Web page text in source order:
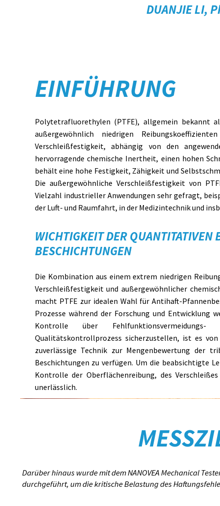
DUANJIE LI,
EINFÜHRUNG
Polytetrafluorethylen (PTFE), allgemein bekannt
außergewöhnlich niedrigen
Verschleißfestigkeit, abhängig von den
hervorragende chemische Inertheit, einen hohen
behält eine hohe Festigkeit, Zähigkeit und
Die außergewöhnliche Verschleißfestigkeit von
Vielzahl industrieller Anwendungen sehr gefragt,
der Luft- und Raumfahrt, in der Medizintechnik und
WICHTIGKEIT DER QUANTITATIVEN
BESCHICHTUNGEN
Die Kombination aus einem extrem niedrigen
Verschleißfestigkeit und außergewöhnlicher
macht PTFE zur idealen Wahl für Antihaft-
Prozesse während der Forschung und Entwicklung
Kontrolle über
Qualitätskontrollprozess sicherzustellen, ist es
zuverlässige Technik zur Mengenbewertung der
Beschichtungen zu verfügen. Um die beabsichtigte
Kontrolle der Oberflächenreibung, des
unerlässlich.
Darüber hinaus wurde mit dem NANOVEA Mechanical
durchgeführt, um die kritische Belastung des